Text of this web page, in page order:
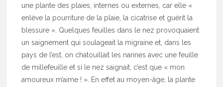
une plante des plaies, internes ou externes, car elle «
enlève la pourriture de la plaie, la cicatrise et guérit la
blessure ». Quelques feuilles dans le nez provoquaient
un saignement qui soulageait la migraine et, dans les
pays de l’est, on chatouillait les narines avec une feuille
de millefeuille et si le nez saignait, c’est que « mon
amoureux m’aime ! ». En effet au moyen-âge, la plante